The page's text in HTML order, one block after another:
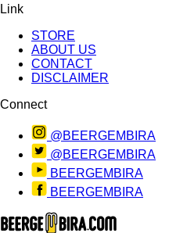
Link
STORE
ABOUT US
CONTACT
DISCLAIMER
Connect
@BEERGEMBIRA
@BEERGEMBIRA
BEERGEMBIRA
BEERGEMBIRA